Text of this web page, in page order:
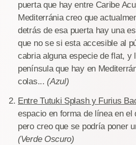
puerta que hay entre Caribe
Mediterránia creo que
detrás de esa puerta hay una
que no se si esta accesible al
cabria alguna especie de flat, y
península que hay en
colas... (Azul)
Entre Tutuki Splash y Furius
espacio en forma de línea en el
pero creo que se podría poner
(Verde Oscuro)